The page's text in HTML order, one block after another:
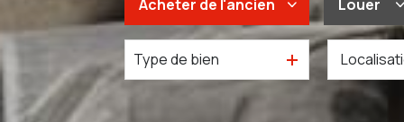
Acheter de l'ancien
De l'ancien
Louer
à
De
Type de bien